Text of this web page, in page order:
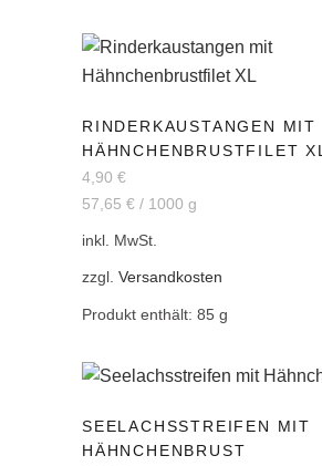
RINDERKAUSTANGEN MIT
HÄHNCHENBRUSTFILET XL
4,90 €
57,65 € / 1000 g
inkl. MwSt.
zzgl. Versandkosten
Produkt enthält: 85 g
SEELACHSSTREIFEN MIT
HÄHNCHENBRUST